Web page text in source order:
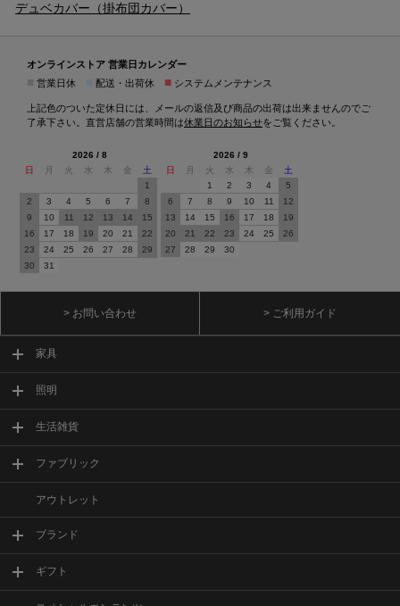
デュベカバー（掛布団カバー）
オンラインストア 営業日カレンダー
営業日休 配送・出荷休 ■ システムメンテナンス
上記色のついた定休日には、メールの返信及び商品の出荷は出来ませんのでご
了承下さい。直営店舗の営業時間は休業日のお知らせをご覧ください。
2026 / 8
日
月 火 水 木 金
土
1
2
3 4 5 6 7
8
9
10 11 12 13 14
15
16
17 18 19 20 21
22
23
24 25 26 27 28
29
30
31
2026 / 9
日
月 火 水 木 金
土
1
2 3 4
5
6
7 8 9 10 11
12
13
14 15 16 17 18
19
20
21 22 23 24 25
26
27
28 29 30
> お問い合わせ > ご利用ガイド
家具
照明
生活雑貨
ファブリック
アウトレット
ブランド
ギフト